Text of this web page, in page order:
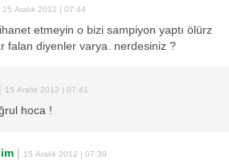
15 Aralık 2012 | 07:44
etmeyin o bizi sampiyon yaptı ölürz
falan diyenler varya. nerdesiniz ?
| 15 Aralık 2012 | 07:41
hoca !
| 15 Aralık 2012 | 07:39